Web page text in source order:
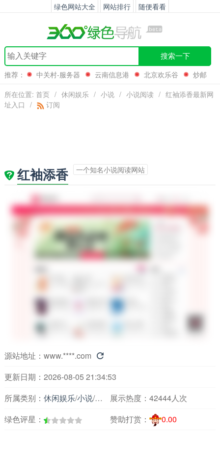
绿色网站大全 网站排行 随便看看
搜索一下
推荐： 中关村-服务器 云南信息港 北京欢乐谷
炒邮
所在位置: 首页 / 休闲娱乐 / 小说 / 小说阅读 / 红袖添香最新网
址入口 / 订阅
红袖添香 一个知名小说阅读网站
源站地址： www.****.com 
更新日期：2026-08-05 21:34:53
所属类别： 休闲娱乐/小说/小说阅读展示热度： 42444人次
绿色评星：
赞助打赏： 0.00